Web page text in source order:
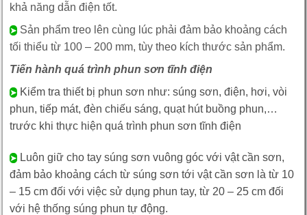
khả năng dẫn điện tốt.
➤ Sản phẩm treo lên cùng lúc phải đảm bảo khoảng cách
tối thiểu từ 100 – 200 mm, tùy theo kích thước sản phẩm.
Tiến hành quá trình phun sơn tĩnh điện
➤ Kiểm tra thiết bị phun sơn như: súng sơn, điện, hơi, vòi
phun, tiếp mát, đèn chiếu sáng, quạt hút buồng phun,…
trước khi thực hiện quá trình phun sơn tĩnh điện
➤ Luôn giữ cho tay súng sơn vuông góc với vật cần sơn,
đảm bảo khoảng cách từ súng sơn tới vật cần sơn là từ 10
– 15 cm đối với việc sử dụng phun tay, từ 20 – 25 cm đối
với hệ thống súng phun tự động.